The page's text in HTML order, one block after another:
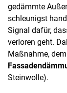
gedämmte
schleunigst
Signal dafür,
verloren geht.
Maßnahme,
Steinwolle).